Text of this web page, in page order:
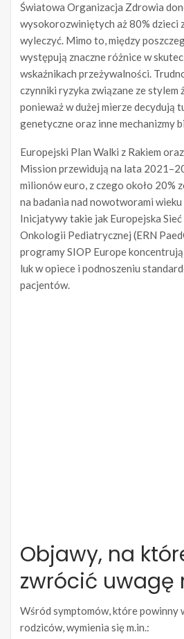
Światowa Organizacja Zdrowia
wysokorozwiniętych aż 80% dzieci
wyleczyć. Mimo to, między
występują znaczne różnice w
wskaźnikach przeżywalności.
czynniki ryzyka związane ze stylem
ponieważ w dużej mierze decydują
genetyczne oraz inne mechanizmy
Europejski Plan Walki z Rakiem
Mission przewidują na lata
milionów euro, z czego około 20%
na badania nad nowotworami
Inicjatywy takie jak Europejska
Onkologii Pediatrycznej (ERN
programy SIOP Europe
luk w opiece i podnoszeniu
pacjentów.
Objawy, na
zwrócić uwagę
Wśród symptomów, które powinny
rodziców, wymienia się m.in.: